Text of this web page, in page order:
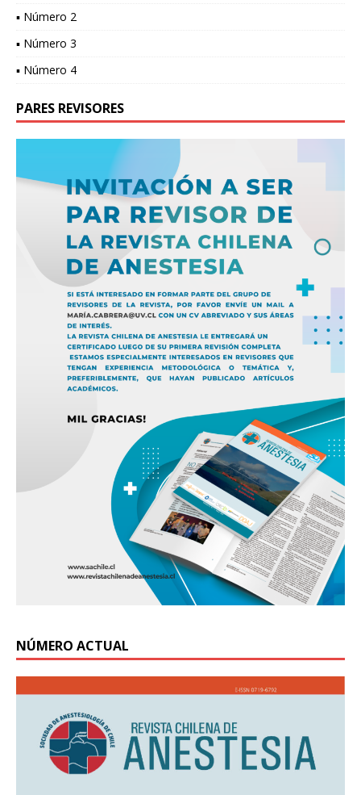
▪ Número 2
▪ Número 3
▪ Número 4
PARES REVISORES
NÚMERO ACTUAL